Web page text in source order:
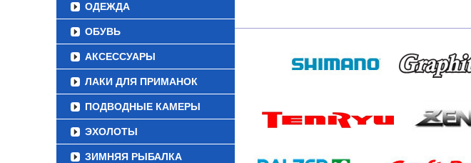
ОДЕЖДА
ОБУВЬ
АКСЕССУАРЫ
ЛАКИ ДЛЯ ПРИМАНОК
ПОДВОДНЫЕ КАМЕРЫ
ЭХОЛОТЫ
ЗИМНЯЯ РЫБАЛКА